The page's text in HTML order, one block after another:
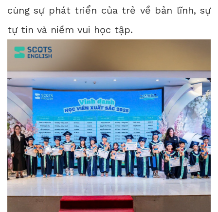
cùng sự phát triển của trẻ về bản lĩnh, sự
tự tin và niềm vui học tập.